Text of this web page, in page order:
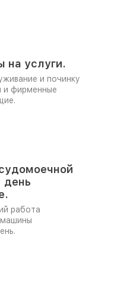
на услуги.
и починку
и фирменные
день
работа